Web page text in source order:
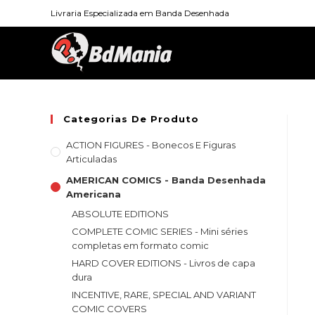
Livraria Especializada em Banda Desenhada
Categorias De Produto
ACTION FIGURES - Bonecos E Figuras
Articuladas
AMERICAN COMICS - Banda Desenhada
Americana
ABSOLUTE EDITIONS
COMPLETE COMIC SERIES - Mini séries
completas em formato comic
HARD COVER EDITIONS - Livros de capa
dura
INCENTIVE, RARE, SPECIAL AND VARIANT
COMIC COVERS